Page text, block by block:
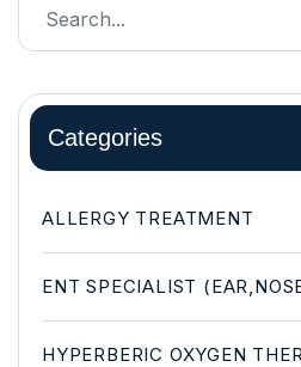
Categories
ALLERGY TREATMENT
ENT SPECIALIST
HYPERBERIC OXYGEN